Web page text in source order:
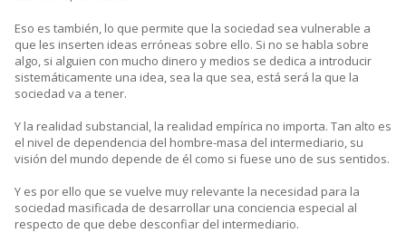
Eso es también, lo que permite que la sociedad sea vulnerable a
que les inserten ideas erróneas sobre ello. Si no se habla sobre
algo, si alguien con mucho dinero y medios se dedica a introducir
sistemáticamente una idea, sea la que sea, está será la que la
sociedad va a tener.
Y la realidad substancial, la realidad empírica no importa. Tan alto es
el nivel de dependencia del hombre-masa del intermediario, su
visión del mundo depende de él como si fuese uno de sus sentidos.
Y es por ello que se vuelve muy relevante la necesidad para la
sociedad masificada de desarrollar una conciencia especial al
respecto de que debe desconfiar del intermediario.